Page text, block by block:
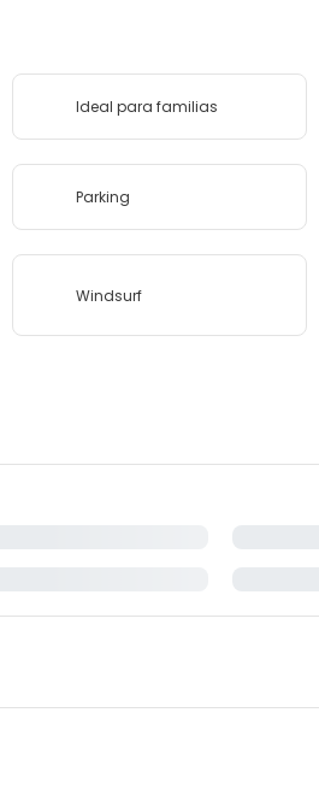
Ideal para familias
Parking
Windsurf